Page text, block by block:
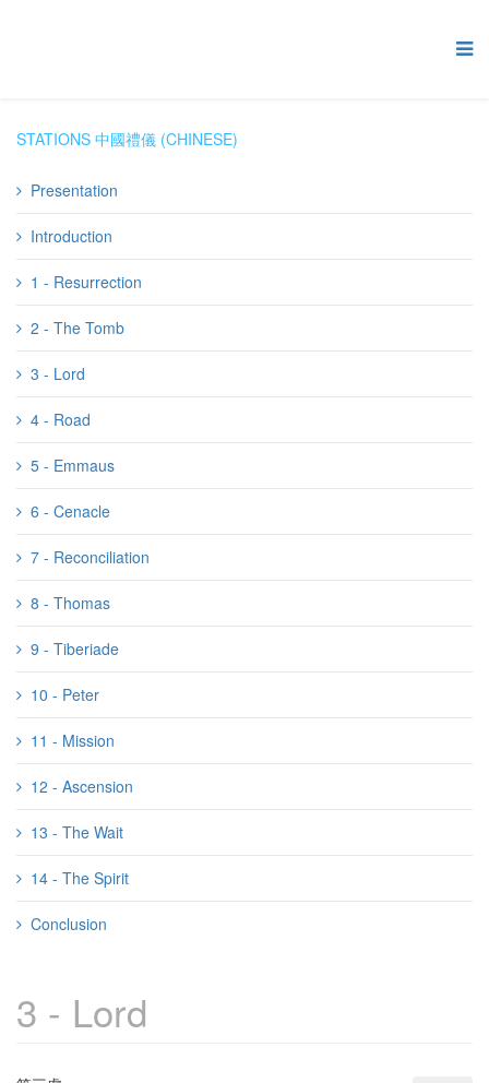
STATIONS 中國禮儀 (CHINESE)
Presentation
Introduction
1 - Resurrection
2 - The Tomb
3 - Lord
4 - Road
5 - Emmaus
6 - Cenacle
7 - Reconciliation
8 - Thomas
9 - Tiberiade
10 - Peter
11 - Mission
12 - Ascension
13 - The Wait
14 - The Spirit
Conclusion
3 - Lord